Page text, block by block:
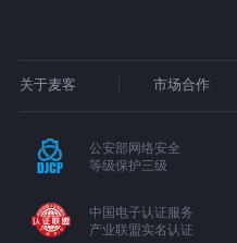
关于麦客 市场合作
公安部网络安全
等级保护三级
中国电子认证服务
产业联盟实名认证